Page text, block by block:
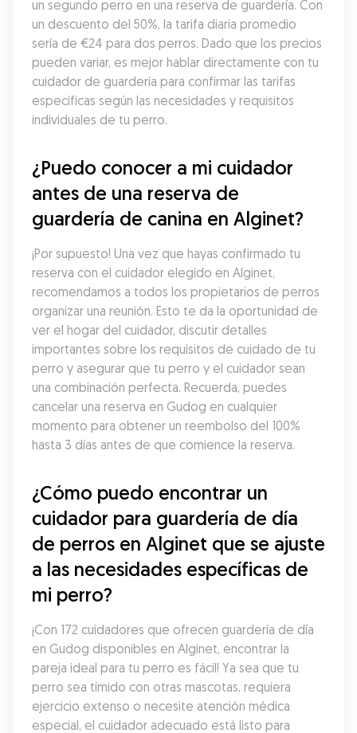
un segundo perro en una reserva de guardería. Con
un descuento del 50%, la tarifa diaria promedio
sería de €24 para dos perros. Dado que los precios
pueden variar, es mejor hablar directamente con tu
cuidador de guardería para confirmar las tarifas
específicas según las necesidades y requisitos
individuales de tu perro.
¿Puedo conocer a mi cuidador
antes de una reserva de
guardería de canina en Alginet?
¡Por supuesto! Una vez que hayas confirmado tu
reserva con el cuidador elegido en Alginet,
recomendamos a todos los propietarios de perros
organizar una reunión. Esto te da la oportunidad de
ver el hogar del cuidador, discutir detalles
importantes sobre los requisitos de cuidado de tu
perro y asegurar que tu perro y el cuidador sean
una combinación perfecta. Recuerda, puedes
cancelar una reserva en Gudog en cualquier
momento para obtener un reembolso del 100%
hasta 3 días antes de que comience la reserva.
¿Cómo puedo encontrar un
cuidador para guardería de día
de perros en Alginet que se ajuste
a las necesidades específicas de
mi perro?
¡Con 172 cuidadores que ofrecen guardería de día
en Gudog disponibles en Alginet, encontrar la
pareja ideal para tu perro es fácil! Ya sea que tu
perro sea tímido con otras mascotas, requiera
ejercicio extenso o necesite atención médica
especial, el cuidador adecuado está listo para